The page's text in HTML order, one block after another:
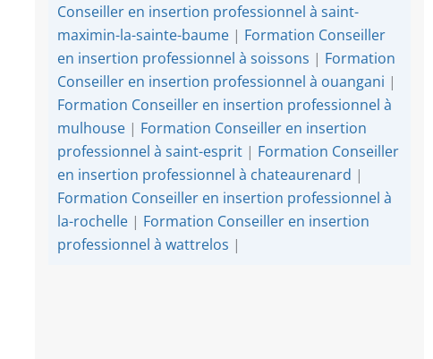
Conseiller en insertion professionnel à saint-
maximin-la-sainte-baume | Formation Conseiller
en insertion professionnel à soissons | Formation
Conseiller en insertion professionnel à ouangani |
Formation Conseiller en insertion professionnel à
mulhouse | Formation Conseiller en insertion
professionnel à saint-esprit | Formation Conseiller
en insertion professionnel à chateaurenard |
Formation Conseiller en insertion professionnel à
la-rochelle | Formation Conseiller en insertion
professionnel à wattrelos |